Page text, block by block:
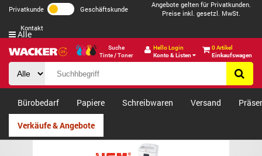
Privatkunde Geschäftskunde
Angebote gelten für Privatkunden.
Preise inkl. gesetzl. MwSt.
Kontakt
Suche
Tinte / Toner
Hello Login
Konto & Listen
0 Artikel
Einkaufswagen
Alle
Bürobedarf Papiere Schreibwaren Versand
Verkäufe & Angebote